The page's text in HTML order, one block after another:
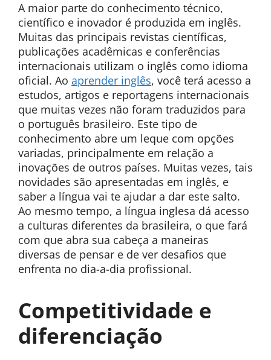
A maior parte do conhecimento técnico,
científico e inovador é produzida em inglês.
Muitas das principais revistas científicas,
publicações acadêmicas e conferências
internacionais utilizam o inglês como idioma
oficial. Ao aprender inglês, você terá acesso a
estudos, artigos e reportagens internacionais
que muitas vezes não foram traduzidos para
o português brasileiro. Este tipo de
conhecimento abre um leque com opções
variadas, principalmente em relação a
inovações de outros países. Muitas vezes, tais
novidades são apresentadas em inglês, e
saber a língua vai te ajudar a dar este salto.
Ao mesmo tempo, a língua inglesa dá acesso
a culturas diferentes da brasileira, o que fará
com que abra sua cabeça a maneiras
diversas de pensar e de ver desafios que
enfrenta no dia-a-dia profissional.
Competitividade e
diferenciação